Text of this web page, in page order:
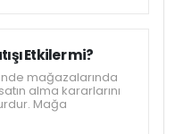
Etkiler mi?
mağazalarında
alma kararlarını
Mağa